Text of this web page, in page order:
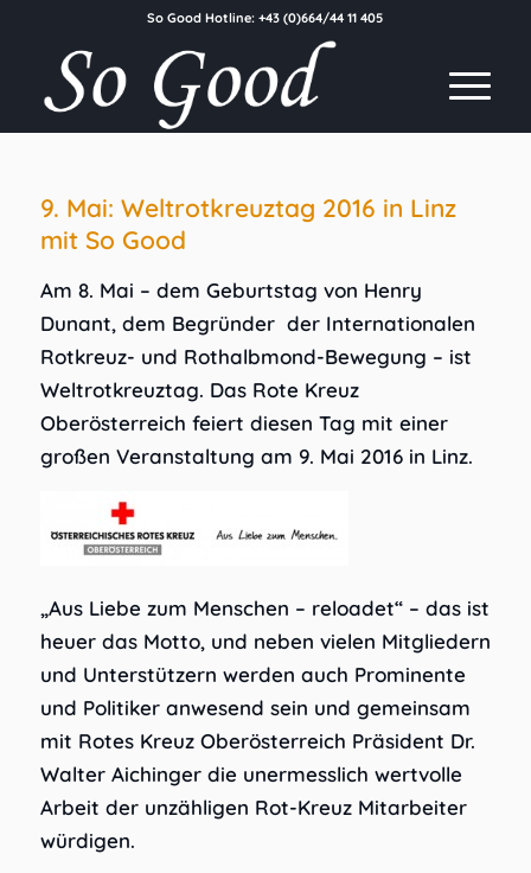
So Good Hotline:+43 (0)664/44 11 405
9. Mai: Weltrotkreuztag 2016 in Linz
mit So Good
Am 8. Mai – dem Geburtstag von Henry
Dunant, dem Begründer der Internationalen
Rotkreuz- und Rothalbmond-Bewegung – ist
Weltrotkreuztag. Das Rote Kreuz
Oberösterreich feiert diesen Tag mit einer
großen Veranstaltung am 9. Mai 2016 in Linz.
„Aus Liebe zum Menschen – reloadet“ – das ist
heuer das Motto, und neben vielen Mitgliedern
und Unterstützern werden auch Prominente
und Politiker anwesend sein und gemeinsam
mit Rotes Kreuz Oberösterreich Präsident Dr.
Walter Aichinger die unermesslich wertvolle
Arbeit der unzähligen Rot-Kreuz Mitarbeiter
würdigen.